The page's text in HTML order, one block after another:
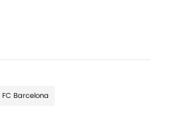
FC Barcelona